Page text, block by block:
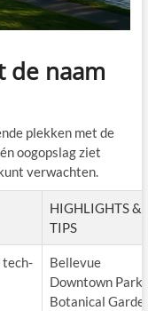
de naam
plekken met de
oogopslag ziet
verwachten.
HIGHLIGHTS &
TIPS
tech-
Bellevue
Downtown Park,
Botanical